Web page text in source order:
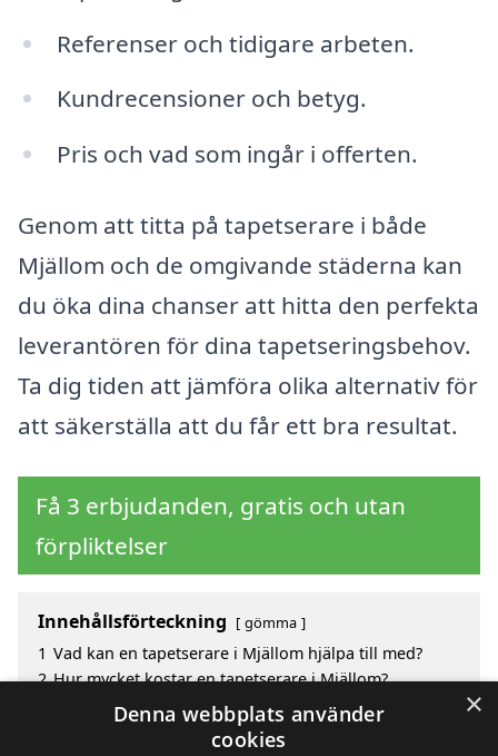
Referenser och tidigare arbeten.
Kundrecensioner och betyg.
Pris och vad som ingår i offerten.
Genom att titta på tapetserare i både
Mjällom och de omgivande städerna kan
du öka dina chanser att hitta den perfekta
leverantören för dina tapetseringsbehov.
Ta dig tiden att jämföra olika alternativ för
att säkerställa att du får ett bra resultat.
Få 3 erbjudanden, gratis och utan
förpliktelser
Innehållsförteckning gömma
1 Vad kan en tapetserare i Mjällom hjälpa till med?
2 Hur mycket kostar en tapetserare i Mjällom?
Fördelar med att välja tapetserare i Mjällom
Sök efter en skicklig tapetserare i de omgivande
×
Denna webbplats använder
cookies